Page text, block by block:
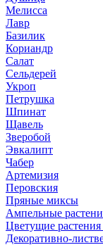
Мелисса
Лавр
Базилик
Кориандр
Салат
Сельдерей
Укроп
Петрушка
Шпинат
Щавель
Зверобой
Эвкалипт
Чабер
Артемизия
Перовския
Пряные миксы
Ампельные
Цветущие
Декоративно-